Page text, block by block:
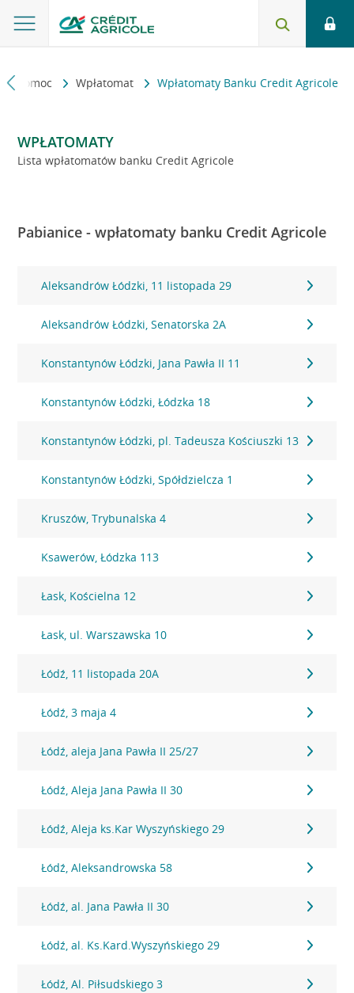
i pomoc Wpłatomat Wpłatomaty Banku Credit Agricole
WPŁATOMATY
Lista wpłatomatów banku Credit Agricole
Pabianice - wpłatomaty banku Credit Agricole
Aleksandrów Łódzki, 11 listopada 29
Aleksandrów Łódzki, Senatorska 2A
Konstantynów Łódzki, Jana Pawła II 11
Konstantynów Łódzki, Łódzka 18
Konstantynów Łódzki, pl. Tadeusza Kościuszki 13
Konstantynów Łódzki, Spółdzielcza 1
Kruszów, Trybunalska 4
Ksawerów, Łódzka 113
Łask, Kościelna 12
Łask, ul. Warszawska 10
Łódź, 11 listopada 20A
Łódź, 3 maja 4
Łódź, aleja Jana Pawła II 25/27
Łódź, Aleja Jana Pawła II 30
Łódź, Aleja ks.Kar Wyszyńskiego 29
Łódź, Aleksandrowska 58
Łódź, al. Jana Pawła II 30
Łódź, al. Ks.Kard.Wyszyńskiego 29
Łódź, Al. Piłsudskiego 3